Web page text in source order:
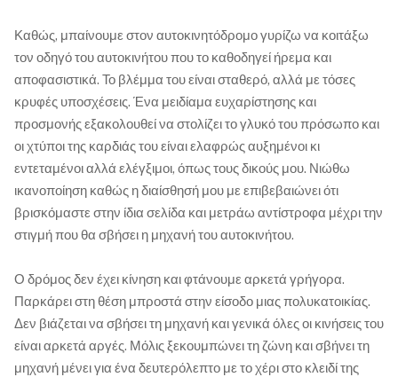
Καθώς, μπαίνουμε στον αυτοκινητόδρομο γυρίζω να κοιτάξω
τον οδηγό του αυτοκινήτου που το καθοδηγεί ήρεμα και
αποφασιστικά. Το βλέμμα του είναι σταθερό, αλλά με τόσες
κρυφές υποσχέσεις. Ένα μειδίαμα ευχαρίστησης και
προσμονής εξακολουθεί να στολίζει το γλυκό του πρόσωπο και
οι χτύποι της καρδιάς του είναι ελαφρώς αυξημένοι κι
εντεταμένοι αλλά ελέγξιμοι, όπως τους δικούς μου. Νιώθω
ικανοποίηση καθώς η διαίσθησή μου με επιβεβαιώνει ότι
βρισκόμαστε στην ίδια σελίδα και μετράω αντίστροφα μέχρι την
στιγμή που θα σβήσει η μηχανή του αυτοκινήτου.
Ο δρόμος δεν έχει κίνηση και φτάνουμε αρκετά γρήγορα.
Παρκάρει στη θέση μπροστά στην είσοδο μιας πολυκατοικίας.
Δεν βιάζεται να σβήσει τη μηχανή και γενικά όλες οι κινήσεις του
είναι αρκετά αργές. Μόλις ξεκουμπώνει τη ζώνη και σβήνει τη
μηχανή μένει για ένα δευτερόλεπτο με το χέρι στο κλειδί της